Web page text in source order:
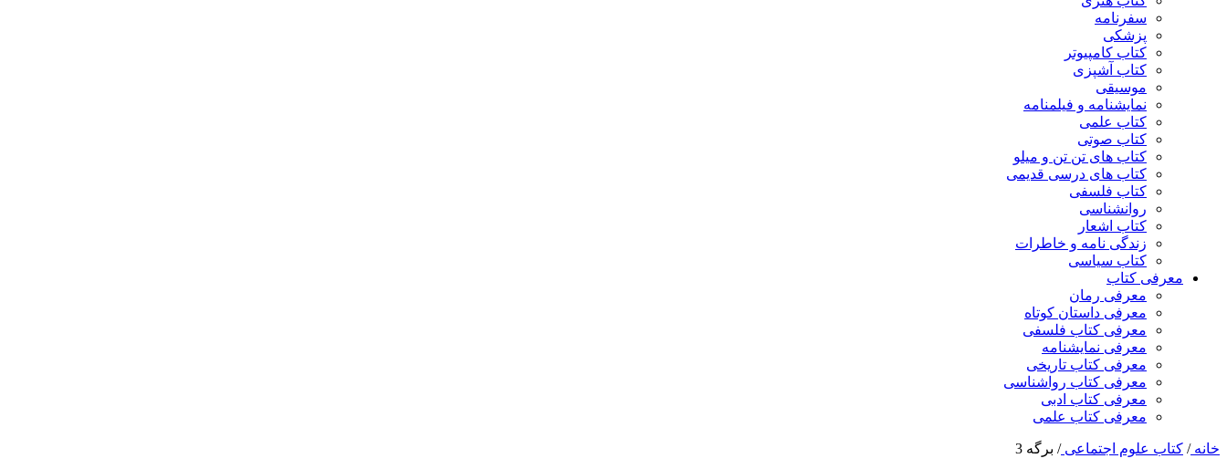
سفرنامه
پزشکی
کتاب کامپیوتر
کتاب آشپزی
موسیقی
نمایشنامه و فیلمنامه
کتاب علمی
کتاب صوتی
کتاب های تن تن و میلو
کتاب های درسی قدیمی
کتاب فلسفی
روانشناسی
کتاب اشعار
زندگی نامه و خاطرات
کتاب سیاسی
معرفی کتاب
معرفی رمان
معرفی داستان کوتاه
معرفی کتاب فلسفی
معرفی نمایشنامه
معرفی کتاب تاریخی
معرفی کتاب رواشناسی
معرفی کتاب ادبی
معرفی کتاب علمی
خانه/ کتاب علوم اجتماعی/ برگه 3